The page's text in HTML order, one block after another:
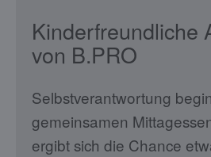
Kinderfreundliche
von B.PRO
Selbstverantwortung
gemeinsamen
ergibt sich die Chance